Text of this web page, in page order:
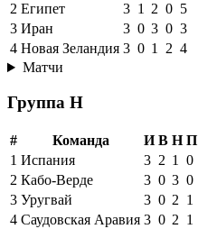
2 Египет 3 1 2 0 5
3 Иран 3 0 3 0 3
4 Новая Зеландия 3 0 1 2 4
Матчи
Группа H
# Команда И В Н П
1 Испания 3 2 1 0
2 Кабо-Верде 3 0 3 0
3 Уругвай 3 0 2 1
4 Саудовская Аравия 3 0 2 1